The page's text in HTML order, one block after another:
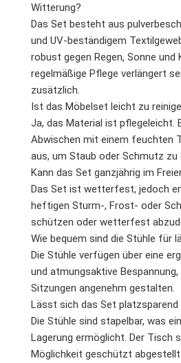
Witterung?
Das Set besteht aus
und UV-beständigem
robust gegen Regen, Sonne und
regelmäßige Pflege verlängert
zusätzlich.
Ist das Möbelset leicht zu
Ja, das Material ist pflegeleicht.
Abwischen mit einem feuchten
aus, um Staub oder Schmutz zu
Kann das Set ganzjährig im
Das Set ist wetterfest, jedoch
heftigen Sturm-, Frost- oder
schützen oder wetterfest
Wie bequem sind die Stühle für
Die Stühle verfügen über eine
und atmungsaktive Bespannung,
Sitzungen angenehm gestalten.
Lässt sich das Set platzsparend
Die Stühle sind stapelbar, was
Lagerung ermöglicht. Der Tisch
Möglichkeit geschützt